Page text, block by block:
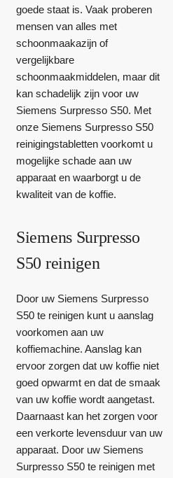
goede staat is. Vaak proberen
mensen van alles met
schoonmaakazijn of
vergelijkbare
schoonmaakmiddelen, maar dit
kan schadelijk zijn voor uw
Siemens Surpresso S50. Met
onze Siemens Surpresso S50
reinigingstabletten voorkomt u
mogelijke schade aan uw
apparaat en waarborgt u de
kwaliteit van de koffie.
Siemens Surpresso
S50 reinigen
Door uw Siemens Surpresso
S50 te reinigen kunt u aanslag
voorkomen aan uw
koffiemachine. Aanslag kan
ervoor zorgen dat uw koffie niet
goed opwarmt en dat de smaak
van uw koffie wordt aangetast.
Daarnaast kan het zorgen voor
een verkorte levensduur van uw
apparaat. Door uw Siemens
Surpresso S50 te reinigen met